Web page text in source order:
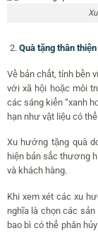
Quà tặng thân thiện
Về bản chất, tính bền
với xã hội hoặc môi
các sáng kiến “xanh
hạn như vật liệu có
Xu hướng tặng quà
hiện bản sắc thương
và khách hàng.
Khi xem xét các xu
nghĩa là chọn các
bao bì có thể phân